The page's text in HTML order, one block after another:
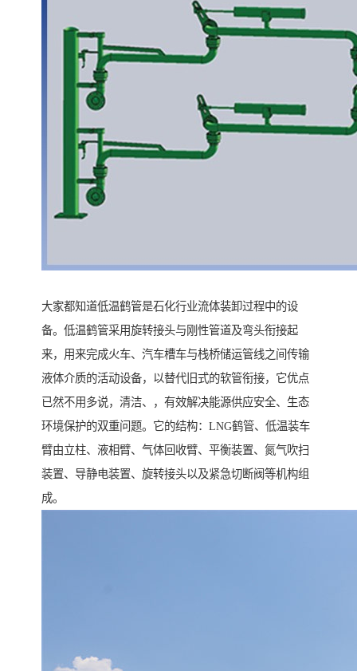
大家都知道低温鹤管是石化行业流体装卸过程中的设
备。低温鹤管采用旋转接头与刚性管道及弯头衔接起
来，用来完成火车、汽车槽车与栈桥储运管线之间传输
液体介质的活动设备，以替代旧式的软管衔接，它优点
已然不用多说，清洁、，有效解决能源供应安全、生态
环境保护的双重问题。它的结构：LNG鹤管、低温装车
臂由立柱、液相臂、气体回收臂、平衡装置、氮气吹扫
装置、导静电装置、旋转接头以及紧急切断阀等机构组
成。